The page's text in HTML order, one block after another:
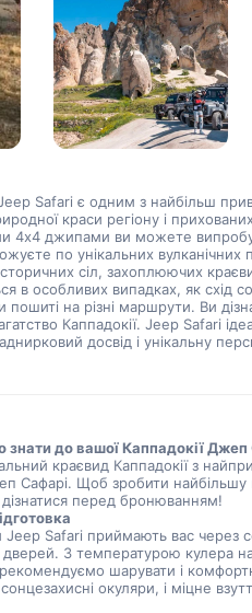
Safari є одним з найбільш
краси регіону і
4х4 джипами ви можете
по унікальних вулканічних
сіл, захоплюючих
в особливих випадках, як схід
пошиті на різні маршрути. Ви
Каппадокії. Jeep Safari
досвід і унікальну
знати до вашої Каппадокії
краєвид Каппадокії з
Сафарі. Щоб зробити найбільшу
перед бронюванням!
Jeep Safari приймають вас через
дверей. З температурою кулера
рекомендуємо шарувати і
окуляри, і міцне